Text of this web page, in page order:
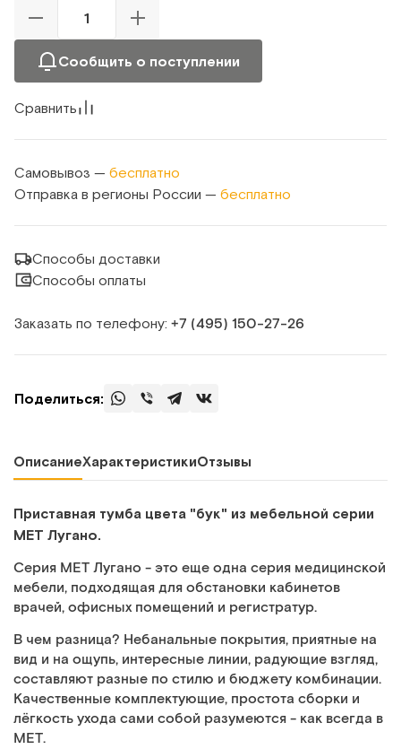
Сообщить о поступлении
Сравнить
Самовывоз — бесплатно
Отправка в регионы России — бесплатно
Способы доставки
Способы оплаты
Заказать по телефону: +7 (495) 150‑27‑26
Поделиться:
ОписаниеХарактеристикиОтзывы
Приставная тумба цвета "бук" из мебельной серии
МЕТ Лугано.
Серия МЕТ Лугано - это еще одна серия медицинской
мебели, подходящая для обстановки кабинетов
врачей, офисных помещений и регистратур.
В чем разница? Небанальные покрытия, приятные на
вид и на ощупь, интересные линии, радующие взгляд,
составляют разные по стилю и бюджету комбинации.
Качественные комплектующие, простота сборки и
лёгкость ухода сами собой разумеются - как всегда в
МЕТ.